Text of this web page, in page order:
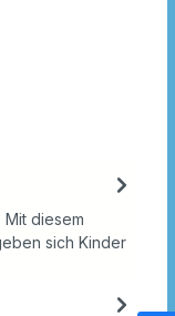
diesem
sich Kinder